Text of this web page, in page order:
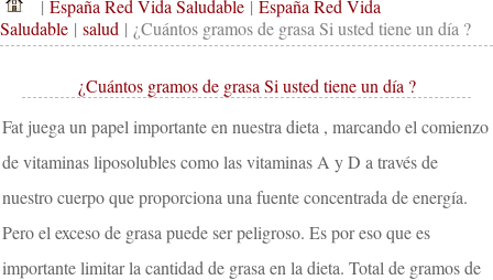
| España Red Vida Saludable | España Red Vida
Saludable | salud | ¿Cuántos gramos de grasa Si usted tiene un día ?
¿Cuántos gramos de grasa Si usted tiene un día ?
Fat juega un papel importante en nuestra dieta , marcando el comienzo
de vitaminas liposolubles como las vitaminas A y D a través de
nuestro cuerpo que proporciona una fuente concentrada de energía.
Pero el exceso de grasa puede ser peligroso. Es por eso que es
importante limitar la cantidad de grasa en la dieta. Total de gramos de